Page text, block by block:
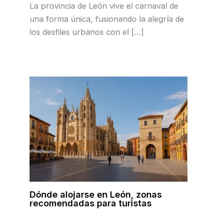
La provincia de León vive el carnaval de
una forma única, fusionando la alegría de
los desfiles urbanos con el […]
Dónde alojarse en León, zonas
recomendadas para turistas